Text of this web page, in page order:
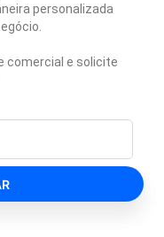
personalizada
comercial e solicite